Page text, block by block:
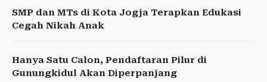
SMP dan MTs di Kota Jogja Terapkan Edukasi
Cegah Nikah Anak
Hanya Satu Calon, Pendaftaran Pilur di
Gunungkidul Akan Diperpanjang